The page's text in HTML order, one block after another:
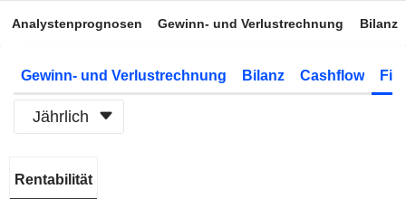
Analystenprognosen Gewinn- und Verlustrechnung Bilanz
Gewinn- und Verlustrechnung Bilanz Cashflow
Jährlich
Geschäftsjahres:
Rentabilität